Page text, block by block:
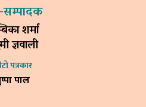
शर्मा
ज्ञवाली
पत्रकार
पाल